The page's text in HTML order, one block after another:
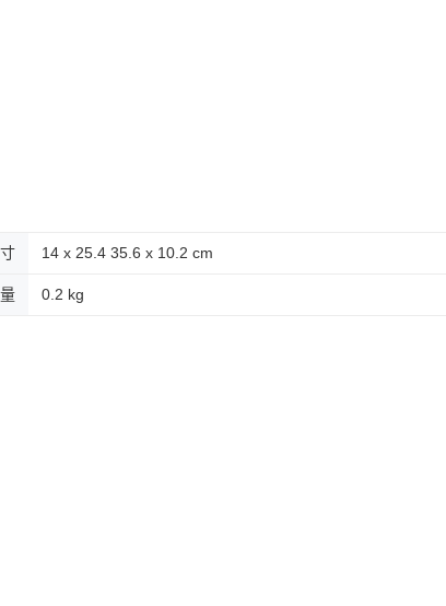
14 x 25.4 35.6 x 10.2 cm
0.2 kg